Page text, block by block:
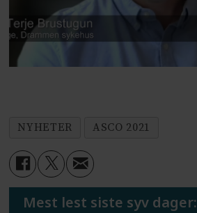
NYHETER ASCO 2021
Mest lest siste syv dager: